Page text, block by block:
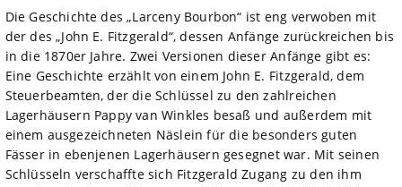
Die Geschichte des „Larceny Bourbon“ ist eng verwoben mit
der des „John E. Fitzgerald“, dessen Anfänge zurückreichen bis
in die 1870er Jahre. Zwei Versionen dieser Anfänge gibt es:
Eine Geschichte erzählt von einem John E. Fitzgerald, dem
Steuerbeamten, der die Schlüssel zu den zahlreichen
Lagerhäusern Pappy van Winkles besaß und außerdem mit
einem ausgezeichneten Näslein für die besonders guten
Fässer in ebenjenen Lagerhäusern gesegnet war. Mit seinen
Schlüsseln verschaffte sich Fitzgerald Zugang zu den ihm